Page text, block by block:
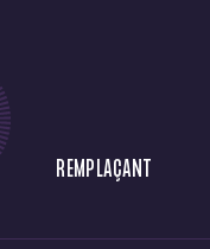
REMPLAÇANT